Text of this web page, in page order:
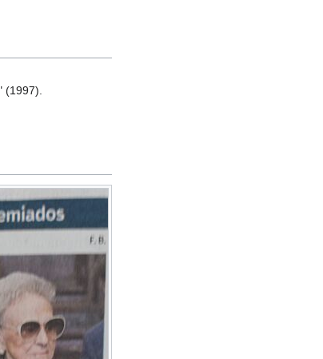
(1997).